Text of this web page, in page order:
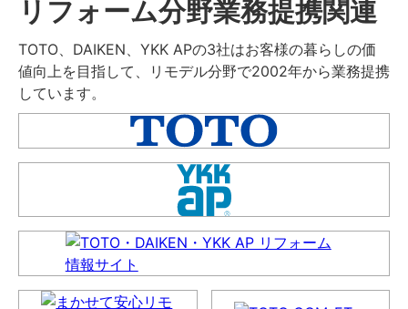
リフォーム分野業務提携関連
TOTO、DAIKEN、YKK APの3社はお客様の暮らしの価
値向上を目指して、リモデル分野で2002年から業務提携
しています。